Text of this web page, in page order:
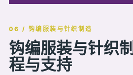
06 / 钩编服装与针织制造
钩编服装与针织
程与支持